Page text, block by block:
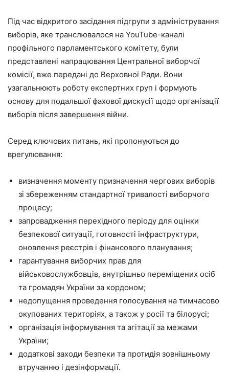
Під час відкритого засідання підгрупи з адміністрування
виборів, яке транслювалося на YouTube-каналі
профільного парламентського комітету, були
представлені напрацювання Центральної виборчої
комісії, вже передані до Верховної Ради. Вони
узагальнюють роботу експертних груп і формують
основу для подальшої фахової дискусії щодо організації
виборів після завершення війни.
Серед ключових питань, які пропонуються до
врегулювання:
визначення моменту призначення чергових виборів
зі збереженням стандартної тривалості виборчого
процесу;
запровадження перехідного періоду для оцінки
безпекової ситуації, готовності інфраструктури,
оновлення реєстрів і фінансового планування;
гарантування виборчих прав для
військовослужбовців, внутрішньо переміщених осіб
та громадян України за кордоном;
недопущення проведення голосування на тимчасово
окупованих територіях, а також у росії та білорусі;
організація інформування та агітації за межами
України;
додаткові заходи безпеки та протидія зовнішньому
втручанню і дезінформації.